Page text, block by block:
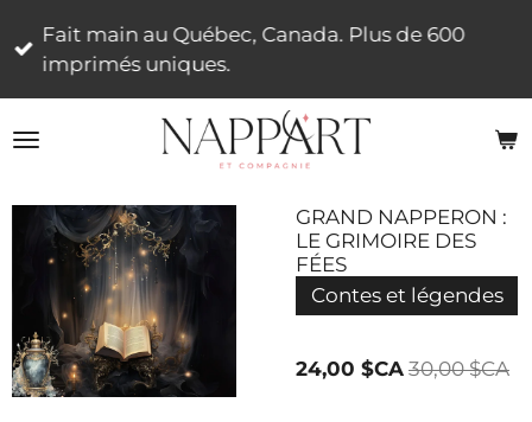
Passer
au
Fait main au Québec, Canada. Plus de 600
imprimés uniques.
GRAND NAPPERON :
LE GRIMOIRE DES
FÉES
Contes et légendes
24,00 $CA 30,00 $CA